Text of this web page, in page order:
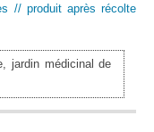
// produit après récolte
jardin médicinal de